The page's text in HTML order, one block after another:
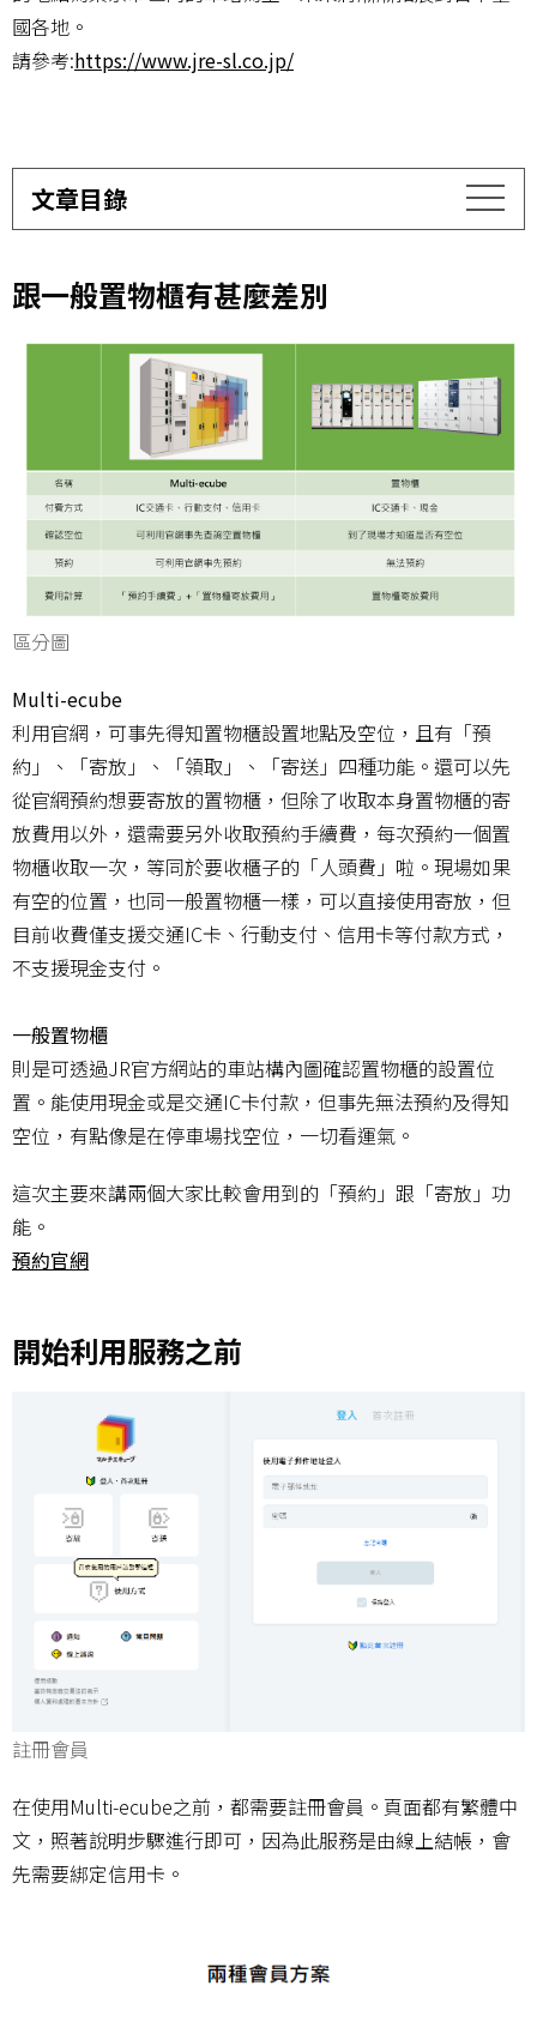
國各地。
請參考:https://www.jre-sl.co.jp/
文章目錄
跟一般置物櫃有甚麼差別
區分圖
Multi-ecube
利用官網，可事先得知置物櫃設置地點及空位，且有「預
約」、「寄放」、「領取」、「寄送」四種功能。還可以先
從官網預約想要寄放的置物櫃，但除了收取本身置物櫃的寄
放費用以外，還需要另外收取預約手續費，每次預約一個置
物櫃收取一次，等同於要收櫃子的「人頭費」啦。現場如果
有空的位置，也同一般置物櫃一樣，可以直接使用寄放，但
目前收費僅支援交通IC卡、行動支付、信用卡等付款方式，
不支援現金支付。
一般置物櫃
則是可透過JR官方網站的車站構內圖確認置物櫃的設置位
置。能使用現金或是交通IC卡付款，但事先無法預約及得知
空位，有點像是在停車場找空位，一切看運氣。
這次主要來講兩個大家比較會用到的「預約」跟「寄放」功
能。
預約官網
開始利用服務之前
註冊會員
在使用Multi-ecube之前，都需要註冊會員。頁面都有繁體中
文，照著說明步驟進行即可，因為此服務是由線上結帳，會
先需要綁定信用卡。